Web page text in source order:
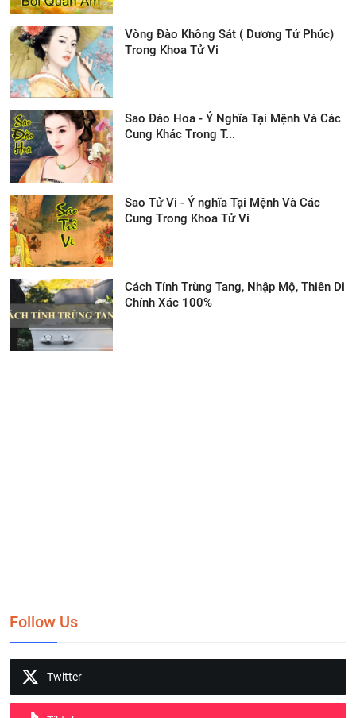
Vòng Đào Không Sát ( Dương Tử Phúc)
Trong Khoa Tử Vi
Sao Đào Hoa - Ý Nghĩa Tại Mệnh Và Các
Cung Khác Trong T...
Sao Tử Vi - Ý nghĩa Tại Mệnh Và Các
Cung Trong Khoa Tử Vi
Cách Tính Trùng Tang, Nhập Mộ, Thiên Di
Chính Xác 100%
Follow Us
Twitter